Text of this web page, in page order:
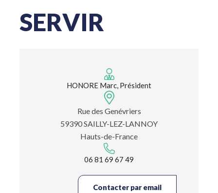
SERVIR
HONORE Marc, Président
Rue des Genévriers
59390 SAILLY-LEZ-LANNOY
Hauts-de-France
06 81 69 67 49
Contacter par email